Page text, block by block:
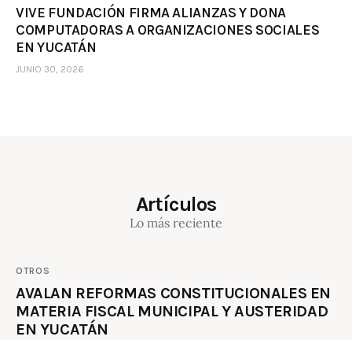
VIVE FUNDACIÓN FIRMA ALIANZAS Y DONA
COMPUTADORAS A ORGANIZACIONES SOCIALES
EN YUCATÁN
JUNIO 30, 2026
Artículos
Lo más reciente
OTROS
AVALAN REFORMAS CONSTITUCIONALES EN
MATERIA FISCAL MUNICIPAL Y AUSTERIDAD
EN YUCATÁN